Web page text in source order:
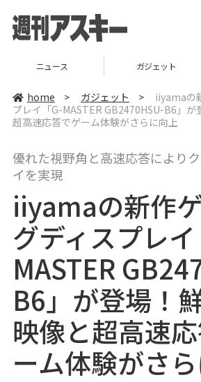
ニュース ガジェット
home > ガジェット >
iiyamaの
プレイ「G-MASTER GB2470HSU-B6」が
超高速応答でゲーム体験がさらに向上
優れた視野角と高速応答により
イを実現
iiyamaの新作
グディスプレ
MASTER
B6」が登場！
映像と超高速
ーム体験がさ